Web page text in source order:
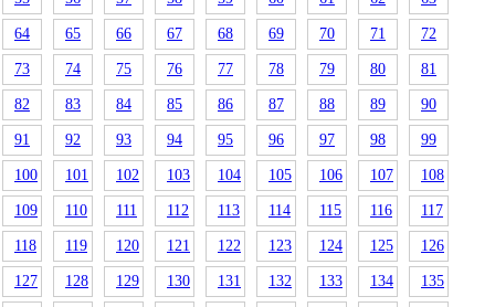
64 65 66 67 68 69 70 71 72
73 74 75 76 77 78 79 80 81
82 83 84 85 86 87 88 89 90
91 92 93 94 95 96 97 98 99
100 101 102 103 104 105 106 107 108
109 110 111 112 113 114 115 116 117
118 119 120 121 122 123 124 125 126
127 128 129 130 131 132 133 134 135